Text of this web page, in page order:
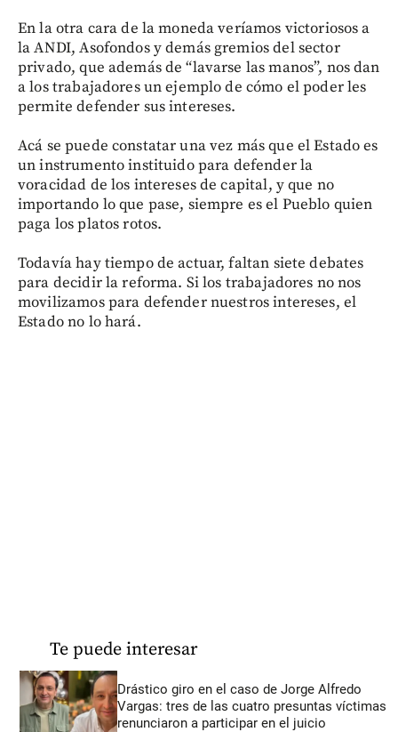
En la otra cara de la moneda veríamos victoriosos a
la ANDI, Asofondos y demás gremios del sector
privado, que además de “lavarse las manos”, nos dan
a los trabajadores un ejemplo de cómo el poder les
permite defender sus intereses.
Acá se puede constatar una vez más que el Estado es
un instrumento instituido para defender la
voracidad de los intereses de capital, y que no
importando lo que pase, siempre es el Pueblo quien
paga los platos rotos.
Todavía hay tiempo de actuar, faltan siete debates
para decidir la reforma. Si los trabajadores no nos
movilizamos para defender nuestros intereses, el
Estado no lo hará.
Te puede interesar
Drástico giro en el caso de Jorge Alfredo
Vargas: tres de las cuatro presuntas víctimas
renunciaron a participar en el juicio